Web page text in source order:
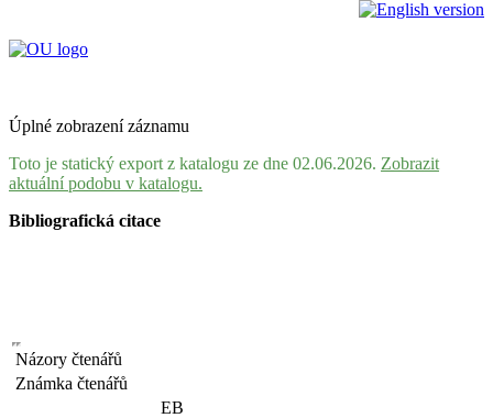
Úplné zobrazení záznamu
Toto je statický export z katalogu ze dne 02.06.2026. Zobrazit
aktuální podobu v katalogu.
Bibliografická citace
Názory čtenářů
Známka čtenářů
EB